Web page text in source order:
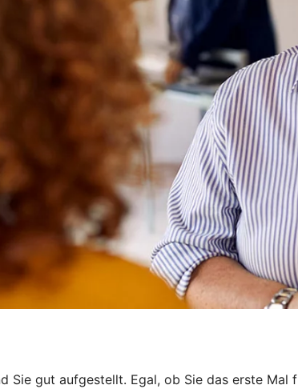
Sie gut aufgestellt. Egal, ob Sie das erste